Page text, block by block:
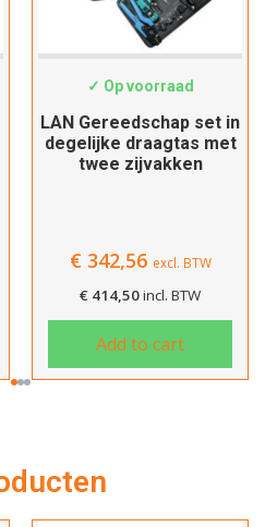
19062046
✓ Op voorraad
LAN Gereedschap set in
degelijke draagtas met
twee zijvakken
€342,56 excl. BTW
€ 414,50incl. BTW
Add to cart
dank!